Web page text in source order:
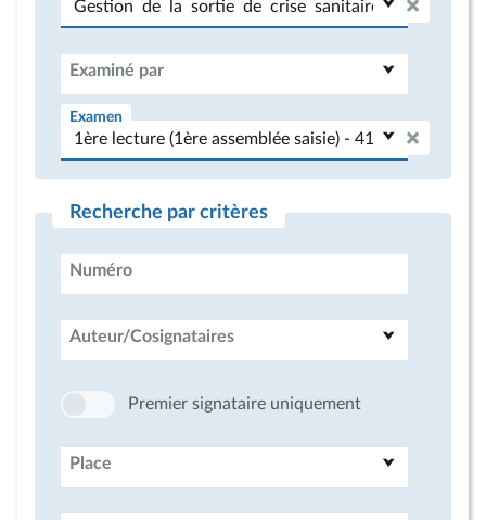
Examiné par
Examen
Recherche par critères
Numéro
Auteur/Cosignataires
Premier signataire uniquement
Place